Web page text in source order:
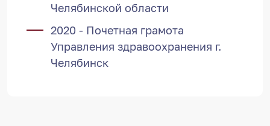
Челябинской области
2020 - Почетная грамота
Управления здравоохранения г.
Челябинск